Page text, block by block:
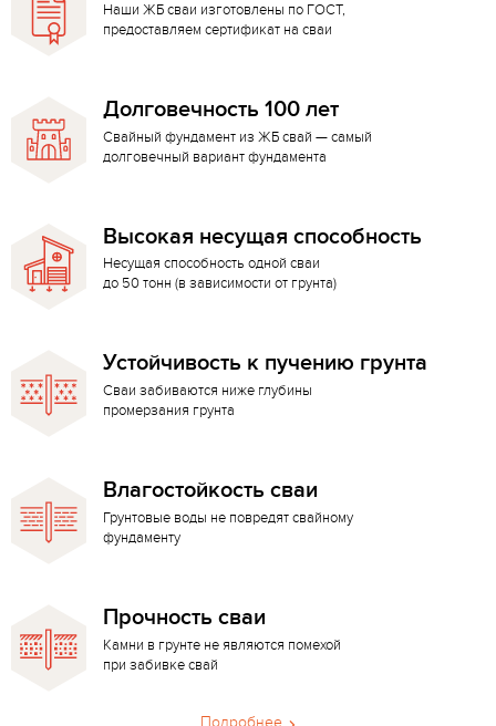
Наши ЖБ сваи изготовлены по ГОСТ,
предоставляем сертификат на сваи
Долговечность 100 лет
Свайный фундамент из ЖБ свай — самый
долговечный вариант фундамента
Высокая несущая способность
Несущая способность одной сваи
до 50 тонн (в зависимости от грунта)
Устойчивость к пучению грунта
Сваи забиваются ниже глубины
промерзания грунта
Влагостойкость сваи
Грунтовые воды не повредят свайному
фундаменту
Прочность сваи
Камни в грунте не являются помехой
при забивке свай
Подробнее